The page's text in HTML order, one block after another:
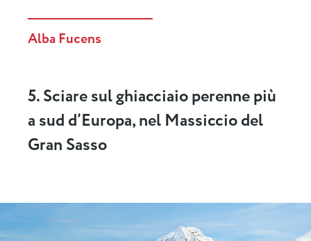
Alba Fucens
5. Sciare sul ghiacciaio perenne più
a sud d’Europa, nel Massiccio del
Gran Sasso